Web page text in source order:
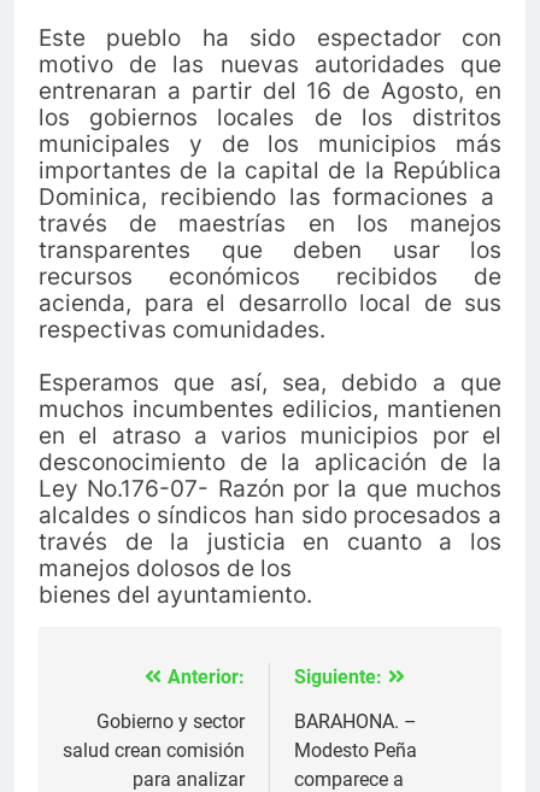
Este pueblo ha sido espectador con
motivo de las nuevas autoridades que
entrenaran a partir del 16 de Agosto, en
los gobiernos locales de los distritos
municipales y de los municipios más
importantes de la capital de la República
Dominica, recibiendo las formaciones a
través de maestrías en los manejos
transparentes que deben usar los
recursos económicos recibidos de
acienda, para el desarrollo local de sus
respectivas comunidades.
Esperamos que así, sea, debido a que
muchos incumbentes edilicios, mantienen
en el atraso a varios municipios por el
desconocimiento de la aplicación de la
Ley No.176-07- Razón por la que muchos
alcaldes o síndicos han sido procesados a
través de la justicia en cuanto a los
manejos dolosos de los
bienes del ayuntamiento.
Navegación
entradas
Anterior:
Gobierno y sector
salud crean comisión
para analizar
Siguiente:
BARAHONA. –
Modesto Peña
comparece a